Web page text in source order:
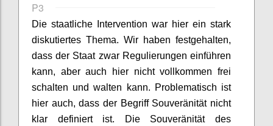
P3
Die staatliche Intervention war hier ein stark
diskutiertes Thema. Wir haben festgehalten,
dass der Staat zwar Regulierungen einführen
kann, aber auch hier nicht vollkommen frei
schalten und walten kann. Problematisch ist
hier auch, dass der Begriff Souveränitätnicht
klar definiert ist. Die Souveränität des